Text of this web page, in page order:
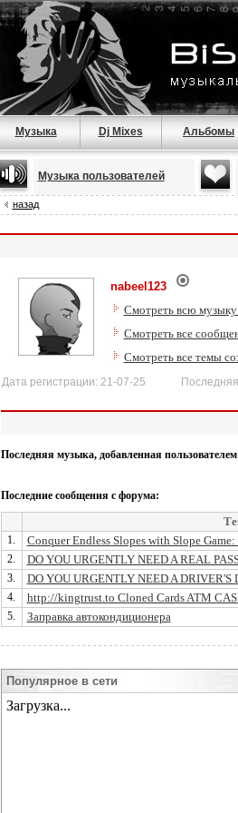
Музыка Dj Mixes Альбомы
Музыка пользователей
назад
nabeel123
Смотреть всю музыку
Смотреть все
Смотреть все темы
Дата регистрации: 21-07-25 Последняя
Последняя музыка, добавленная
Последние сообщения с форума:
1. Conquer Endless Slopes with Slope
2. DO YOU URGENTLY NEED A REAL
3. DO YOU URGENTLY NEED A DRIVER'S
4. http://kingtrust.to Cloned Cards ATM
5. Заправка автокондиционера
Популярное в сети